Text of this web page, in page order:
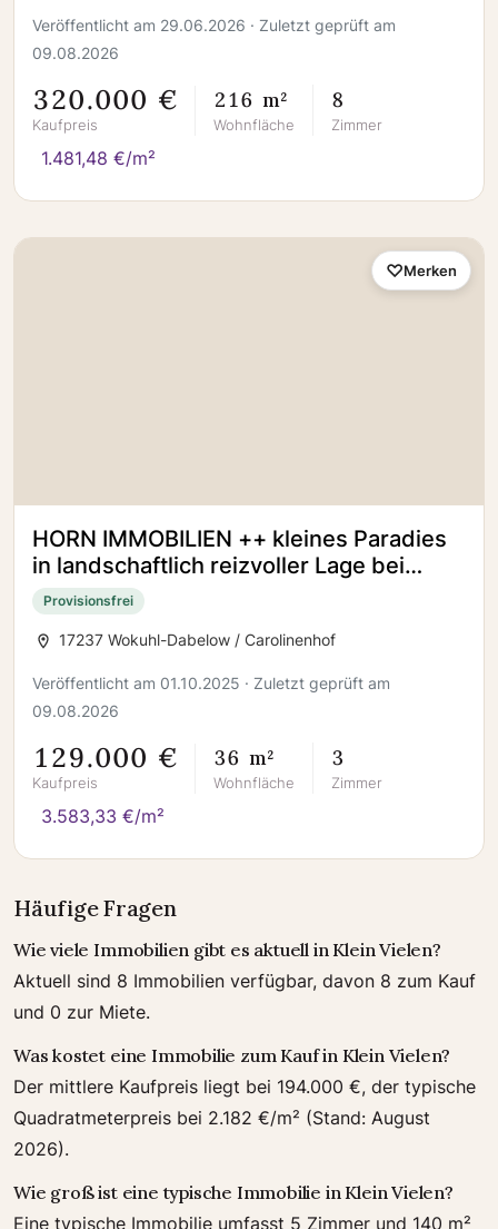
Veröffentlicht am 29.06.2026 · Zuletzt geprüft am
09.08.2026
320.000 €
Kaufpreis
216 m²
Wohnfläche
8
Zimmer
1.481,48 €/m²
HORN IMMOBILIEN ++ kleines Paradies
in landschaftlich reizvoller Lage bei
Fürstenberg (Havel)
Provisionsfrei
17237 Wokuhl-Dabelow / Carolinenhof
Veröffentlicht am 01.10.2025 · Zuletzt geprüft am
09.08.2026
129.000 €
Kaufpreis
36 m²
Wohnfläche
3
Zimmer
3.583,33 €/m²
Merken
Häufige Fragen
Wie viele Immobilien gibt es aktuell in Klein Vielen?
Aktuell sind 8 Immobilien verfügbar, davon 8 zum Kauf
und 0 zur Miete.
Was kostet eine Immobilie zum Kauf in Klein Vielen?
Der mittlere Kaufpreis liegt bei 194.000 €, der typische
Quadratmeterpreis bei 2.182 €/m² (Stand: August
2026).
Wie groß ist eine typische Immobilie in Klein Vielen?
Eine typische Immobilie umfasst 5 Zimmer und 140 m²